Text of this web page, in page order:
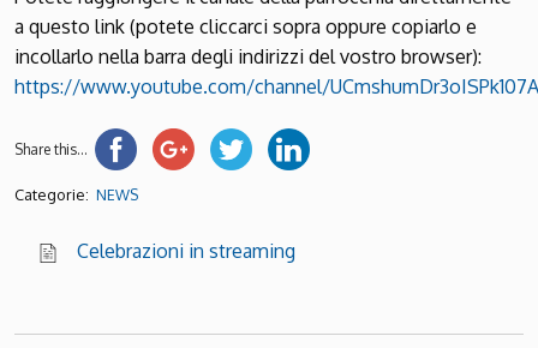
a questo link (potete cliccarci sopra oppure copiarlo e
incollarlo nella barra degli indirizzi del vostro browser):
https://www.youtube.com/channel/
Share this...
Categorie: NEWS
Celebrazioni in streaming